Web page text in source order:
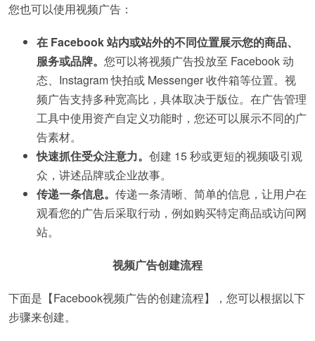
您也可以使用视频广告：
在 Facebook 站内或站外的不同位置展示您的商品、
服务或品牌。 您可以将视频广告投放至 Facebook 动
态、Instagram 快拍或 Messenger 收件箱等位置。视
频广告支持多种宽高比，具体取决于版位。在广告管理
工具中使用资产自定义功能时，您还可以展示不同的广
告素材。
快速抓住受众注意力。 创建 15 秒或更短的视频吸引观
众，讲述品牌或企业故事。
传递一条信息。 传递一条清晰、简单的信息，让用户在
观看您的广告后采取行动，例如购买特定商品或访问网
站。
视频广告创建流程
下面是【Facebook视频广告的创建流程】，您可以根据以下
步骤来创建。